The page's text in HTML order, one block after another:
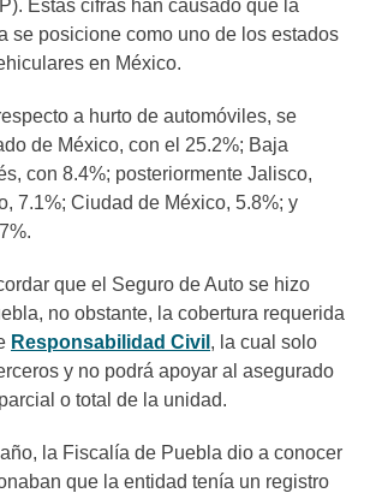
Estas cifras han causado que la
se posicione como uno de los estados
en México.
a hurto de automóviles, se
de México, con el 25.2%; Baja
con 8.4%; posteriormente Jalisco,
7.1%; Ciudad de México, 5.8%; y
que el Seguro de Auto se hizo
no obstante, la cobertura requerida
Responsabilidad Civil , la cual solo
y no podrá apoyar al asegurado
o total de la unidad.
la Fiscalía de Puebla dio a conocer
que la entidad tenía un registro